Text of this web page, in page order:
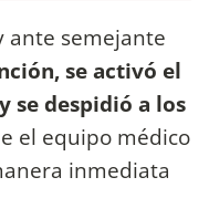
ante semejante
se activó el
se despidió a los
el equipo médico
inmediata